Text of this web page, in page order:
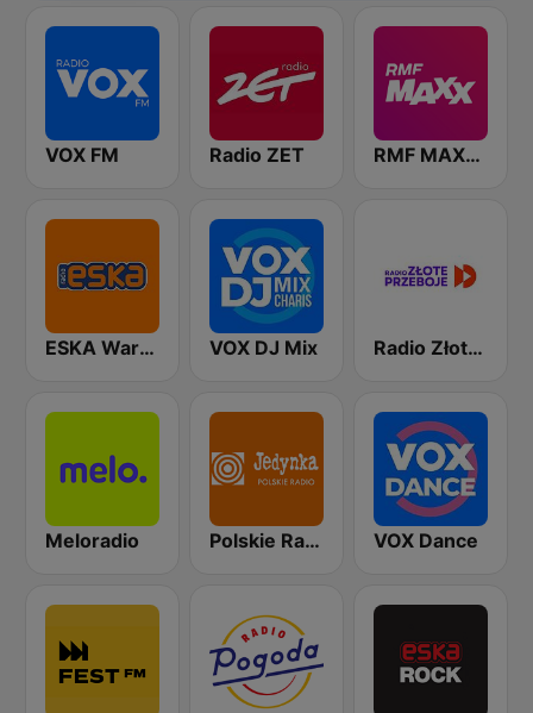
VOX FM Radio ZET RMF MAXXX
ESKA Warszawa VOX DJ Mix Radio Złote Przeboje
Meloradio Polskie Radio Program I (PR1) Jedynka VOX Dance